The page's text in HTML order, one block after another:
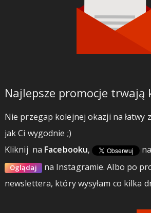
Najlepsze promocje trwają
Nie przegap kolejnej okazji na łatwy
jak Ci wygodnie ;)
Kliknij na Facebooku, na
Oglądaj na Instagramie.Albo po
newslettera, który wysyłam co kilka